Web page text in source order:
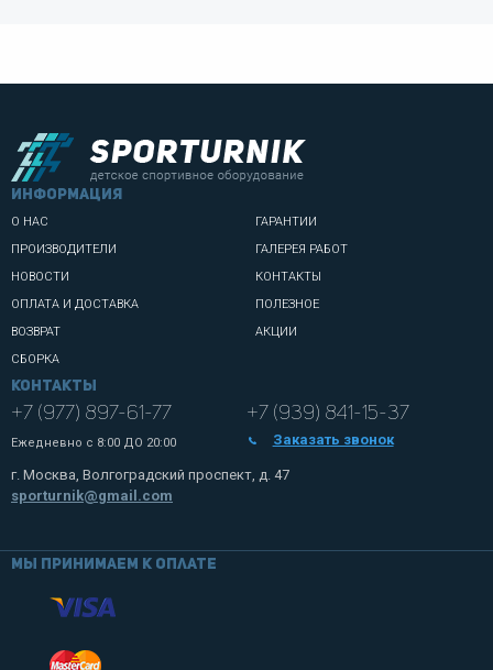
информация
О НАС
ПРОИЗВОДИТЕЛИ
НОВОСТИ
ОПЛАТА И ДОСТАВКА
ВОЗВРАТ
СБОРКА
ГАРАНТИИ
ГАЛЕРЕЯ РАБОТ
КОНТАКТЫ
ПОЛЕЗНОЕ
АКЦИИ
Контакты
+7 (977) 897-61-77
Ежедневно с 8:00 ДО 20:00
+7 (939) 841-15-37
Заказать звонок
г. Москва, Волгоградский проспект, д. 47
sporturnik@gmail.com
Мы принимаем к оплате